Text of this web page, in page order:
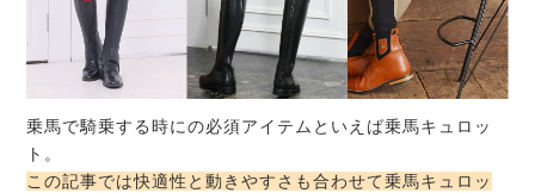
乗馬で騎乗する時にの必須アイテムといえば乗馬キュロッ
ト。
この記事では快適性と動きやすさも合わせて乗馬キュロッ